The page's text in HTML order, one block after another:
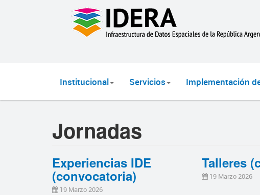
Institucional Servicios Implementación
Jornadas
Experiencias IDE
(convocatoria)
19 Marzo 2026
Talleres
19 Marzo 2026